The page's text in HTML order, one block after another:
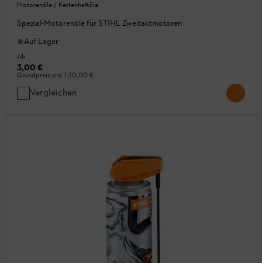
Motorenöle / Kettenhaftöle
Spezial-Motorenöle für STIHL Zweitaktmotoren
Auf Lager
Ab
3,00 €
Grundpreis pro l 30,00 €
Vergleichen